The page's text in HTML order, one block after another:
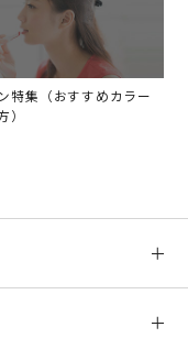
特集（おすすめカラー
）